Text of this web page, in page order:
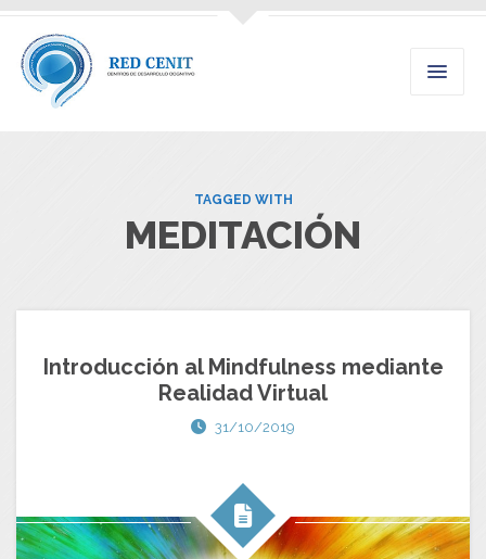
TAGGED WITH
MEDITACIÓN
Introducción al Mindfulness mediante
Realidad Virtual
31/10/2019